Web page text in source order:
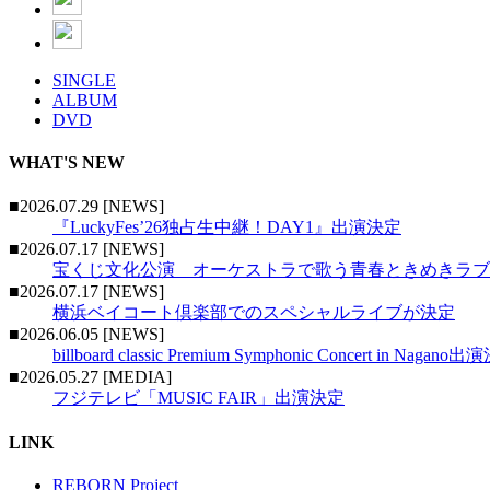
SINGLE
ALBUM
DVD
WHAT'S NEW
■2026.07.29 [NEWS]
『LuckyFes’26独占生中継！DAY1』出演決定
■2026.07.17 [NEWS]
宝くじ文化公演 オーケストラで歌う青春ときめきラ
■2026.07.17 [NEWS]
横浜ベイコート倶楽部でのスペシャルライブが決定
■2026.06.05 [NEWS]
billboard classic Premium Symphonic Concert in Nagano出演
■2026.05.27 [MEDIA]
フジテレビ「MUSIC FAIR」出演決定
LINK
REBORN Project